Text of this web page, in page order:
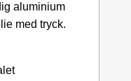
aluminium
med tryck.